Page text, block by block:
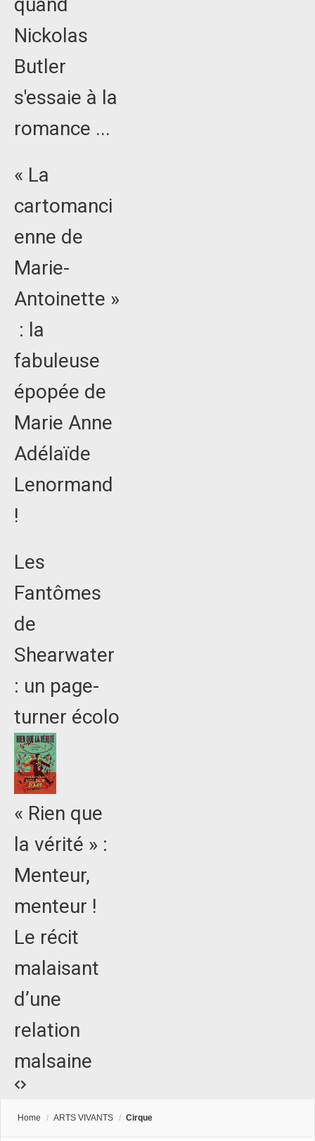
Nickolas
Butler
s'essaie à la
romance ...
« La
cartomanci
enne de
Marie-
Antoinette »
: la
fabuleuse
épopée de
Marie Anne
Adélaïde
Lenormand
!
Les
Fantômes
de
Shearwater
: un page-
turner écolo
« Rien que
la vérité » :
Menteur,
menteur !
Le récit
malaisant
d’une
relation
malsaine
Home / ARTS VIVANTS / Cirque